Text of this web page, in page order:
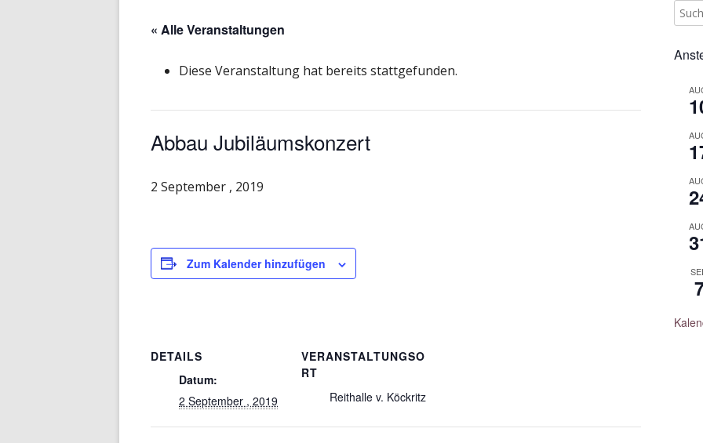
« Alle Veranstaltungen
Diese Veranstaltung hat bereits stattgefunden.
Abbau Jubiläumskonzert
2 September , 2019
Zum Kalender hinzufügen
DETAILS
Datum:
2 September , 2019
VERANSTALTUNGSO
RT
Reithalle v. Köckritz
nach: